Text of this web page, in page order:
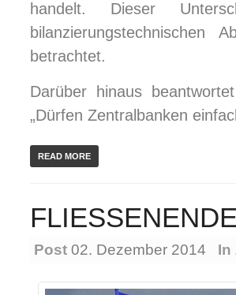
handelt. Dieser
bilanzierungstechnischen
betrachtet.
Darüber hinaus
„Dürfen Zentralbanken
READ MORE
Post 02. Dezember 2014 In